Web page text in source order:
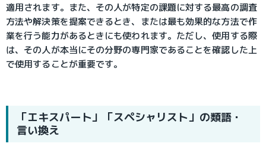
適用されます。また、その人が特定の課題に対する最高の調査
方法や解決策を提案できるとき、または最も効果的な方法で作
業を行う能力があるときにも使われます。ただし、使用する際
は、その人が本当にその分野の専門家であることを確認した上
で使用することが重要です。
「エキスパート」「スペシャリスト」の類語・
言い換え